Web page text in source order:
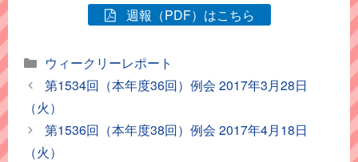
週報（PDF）はこちら
カ
テ
ゴ
リ
ー
ウィークリーレポート
第1534回（本年度36回）例会 2017年3月28日
（火）
第1536回（本年度38回）例会 2017年4月18日
（火）